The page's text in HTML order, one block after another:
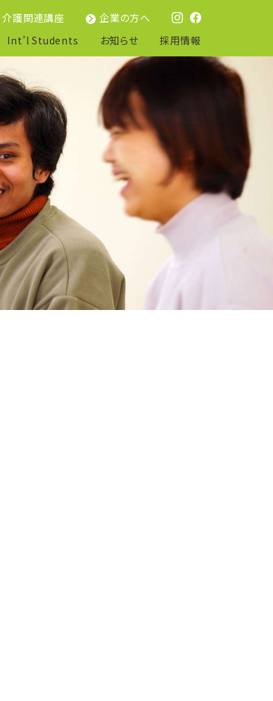
介護関連講座
企業の方へ
Int’l Students お知らせ 採用情報